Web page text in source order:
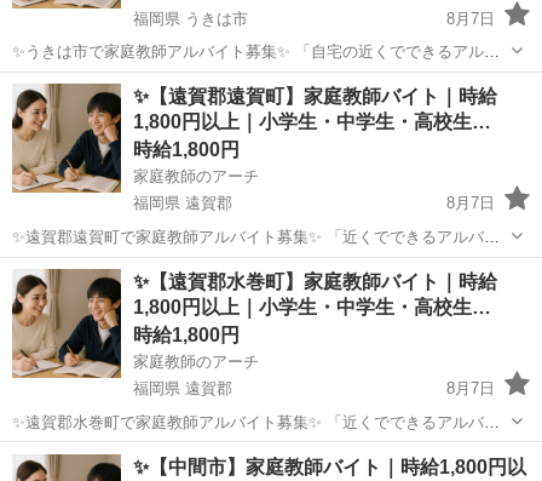
福岡県 うきは市
8月7日
✨うきは市で家庭教師アルバイト募集✨ 「自宅の近くでできるアルバ
イトを探している」 「うきは市で家庭教師の仕事に興味がある」 「子
どもの学習をじっくりサポートしたい」 そんな方におすすめの家庭教
師バイトです。...
福岡 うきは市 家庭教師 時給
✨【遠賀郡遠賀町】家庭教師バイト｜時給
1,800円以上｜小学生・中学生・高校生…
時給1,800円
家庭教師のアーチ
福岡県 遠賀郡
8月7日
✨遠賀郡遠賀町で家庭教師アルバイト募集✨ 「近くでできるアルバイ
トを探している」 「遠賀町で家庭教師の仕事に興味がある」 「子ども
の学習をじっくりサポートしたい」 そんな方におすすめの家庭教師バ
イトです。 ...
福岡 遠賀郡 家庭教師 時給
✨【遠賀郡水巻町】家庭教師バイト｜時給
1,800円以上｜小学生・中学生・高校生…
時給1,800円
家庭教師のアーチ
福岡県 遠賀郡
8月7日
✨遠賀郡水巻町で家庭教師アルバイト募集✨ 「近くでできるアルバイ
トを探している」 「水巻町で家庭教師の仕事に興味がある」 「子ども
の学習をサポートしたい」 そんな方におすすめの家庭教師バイトで
福岡 遠賀郡 家庭教師 時給
✨【中間市】家庭教師バイト｜時給1,800円以